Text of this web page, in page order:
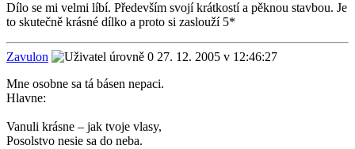
Dílo se mi velmi líbí. Především svojí krátkostí a pěknou stavbou. Je
to skutečně krásné dílko a proto si zaslouží 5*
Zavulon
27. 12. 2005 v 12:46:27
Mne osobne sa tá básen nepaci.
Hlavne:
Vanuli krásne – jak tvoje vlasy,
Posolstvo nesie sa do neba.